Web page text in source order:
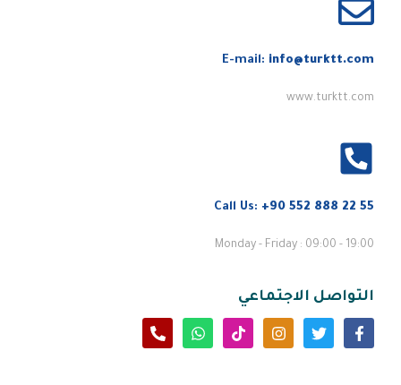
E-mail: info@turktt.com
www.turktt.com
Call Us: +90 552 888 22 55
Monday - Friday : 09:00 - 19:00
التواصل الاجتماعي